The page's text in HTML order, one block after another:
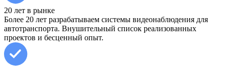
20 лет в рынке
Более 20 лет разрабатываем системы видеонаблюдения для
автотранспорта. Внушительный список реализованных
проектов и бесценный опыт.